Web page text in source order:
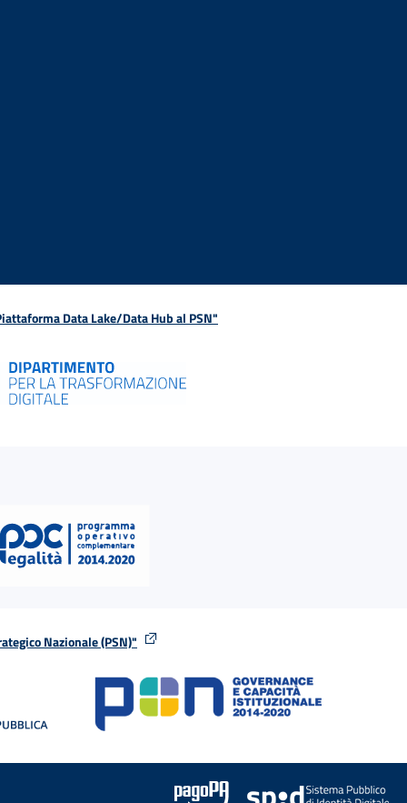
Data Lake/Data Hub al PSN"
Nazionale (PSN)"
stessa finestra